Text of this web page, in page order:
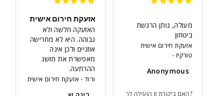
אזעקת חירום אישית
גבוהה. היא לא מחרישה
אוזניים ולכן אינה
מאפשרת את מושג
ההרתעה.
אזעקת חירום אישית ורוד
ביטחון
אזעקת חירום אישית
טורקיז
Anonymous
האם ביקורת זו הועילה לך?